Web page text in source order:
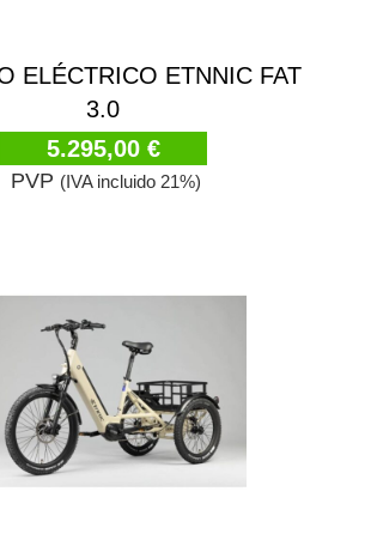
ELÉCTRICO ETNNIC FAT
3.0
5.295,00 €
PVP (IVA incluido 21%)